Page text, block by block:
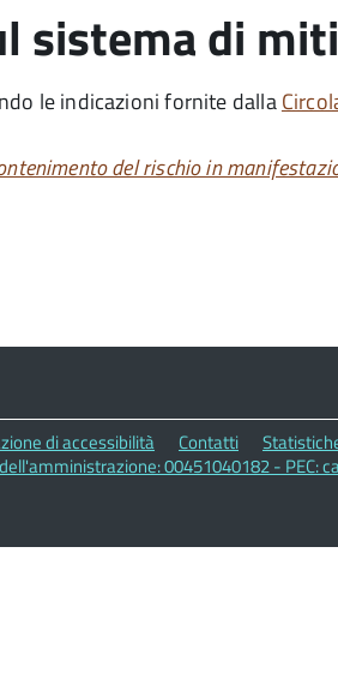
sistema di
le indicazioni fornite dalla
del rischio in
di accessibilità Contatti
00451040182 - PEC: